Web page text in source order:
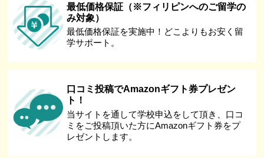
最低価格保証（※フィリピンへのご留学の
み対象）
最低価格保証を実施中！どこよりもお安く留
学サポート。
口コミ投稿でAmazonギフト券プレゼン
ト！
当サイトを通して学校申込をして頂き、口コ
ミをご投稿頂いた方にAmazonギフト券をプ
レゼントします。